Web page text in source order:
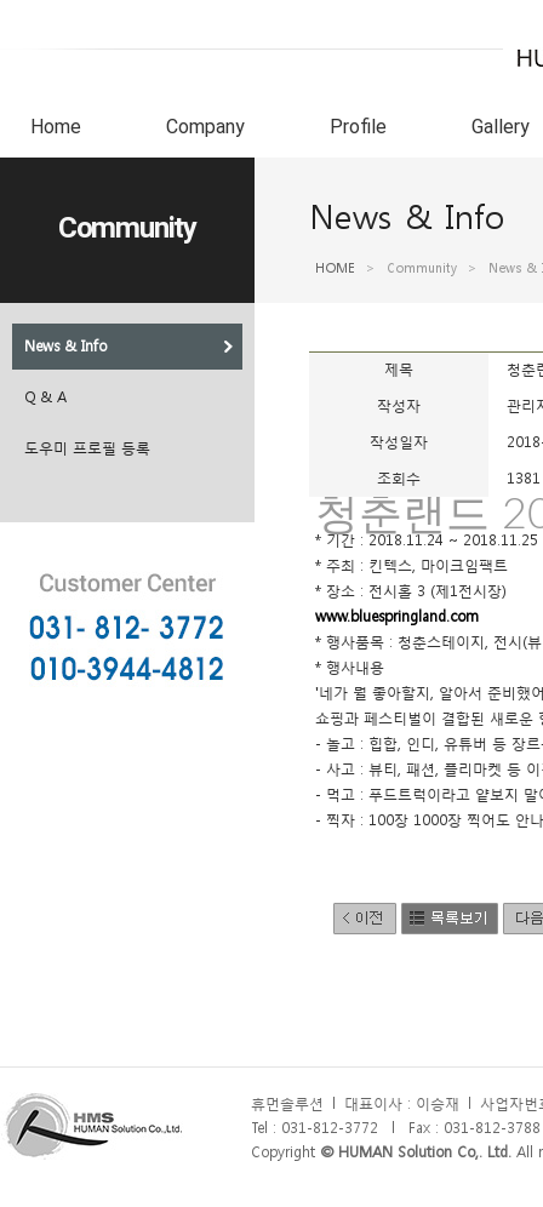
Home Company Profile Gallery
Community
News & Info
Q & A
도우미 프로필 등록
News & Info
HOME > Community > News &
제목 청춘
작성자 관리
작성일자
조회수 1381
청춘랜드
* 기간 : 2018.11.24 ~ 2018.11.25
* 주최 : 킨텍스, 마이크임팩트
* 장소 : 전시홀 3 (제1전시장)
www.bluespringland.com
* 행사품목 : 청춘스테이지, 전시(
* 행사내용
'네가 뭘 좋아할지, 알아서 준비했
쇼핑과 페스티벌이 결합된 새로운
- 놀고 : 힙합, 인디, 유튜버 등 장
- 사고 : 뷰티, 패션, 플리마켓 등
- 먹고 : 푸드트럭이라고 얕보지 말
- 찍자 : 100장 1000장 찍어도 안
휴먼솔루션 대표이사 : 이승재
사업자
Tel : 031-812-3772
Fax : 031-812-3788
Copyright © HUMAN Solution Co,. Ltd. All